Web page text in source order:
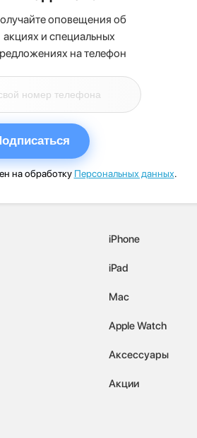
оповещения об
акциях и специальных
на телефон
на обработку Персональных данных.
iPhone
iPad
Mac
Apple Watch
Аксессуары
Акции